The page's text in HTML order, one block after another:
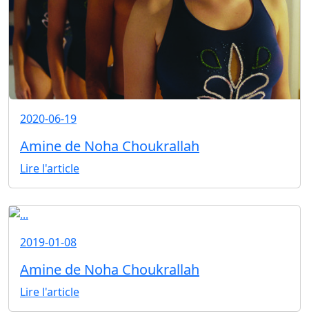
2020-06-19
Amine de Noha Choukrallah
Lire l'article
2019-01-08
Amine de Noha Choukrallah
Lire l'article